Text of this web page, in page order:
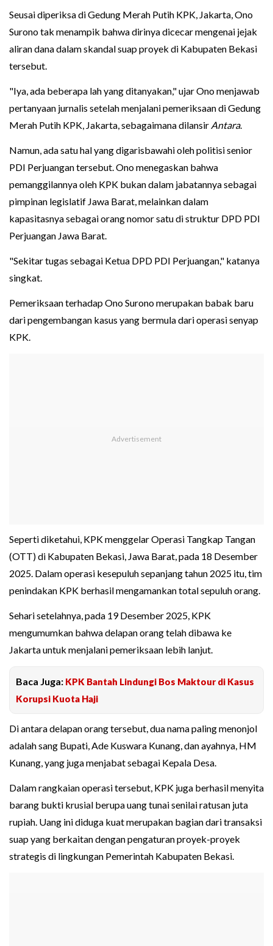
Seusai diperiksa di Gedung Merah Putih KPK, Jakarta, Ono
Surono tak menampik bahwa dirinya dicecar mengenai jejak
aliran dana dalam skandal suap proyek di Kabupaten Bekasi
tersebut.
"Iya, ada beberapa lah yang ditanyakan," ujar Ono menjawab
pertanyaan jurnalis setelah menjalani pemeriksaan di Gedung
Merah Putih KPK, Jakarta, sebagaimana dilansir Antara.
Namun, ada satu hal yang digarisbawahi oleh politisi senior
PDI Perjuangan tersebut. Ono menegaskan bahwa
pemanggilannya oleh KPK bukan dalam jabatannya sebagai
pimpinan legislatif Jawa Barat, melainkan dalam
kapasitasnya sebagai orang nomor satu di struktur DPD PDI
Perjuangan Jawa Barat.
"Sekitar tugas sebagai Ketua DPD PDI Perjuangan," katanya
singkat.
Pemeriksaan terhadap Ono Surono merupakan babak baru
dari pengembangan kasus yang bermula dari operasi senyap
KPK.
Seperti diketahui, KPK menggelar Operasi Tangkap Tangan
(OTT) di Kabupaten Bekasi, Jawa Barat, pada 18 Desember
2025. Dalam operasi kesepuluh sepanjang tahun 2025 itu, tim
penindakan KPK berhasil mengamankan total sepuluh orang.
Sehari setelahnya, pada 19 Desember 2025, KPK
mengumumkan bahwa delapan orang telah dibawa ke
Jakarta untuk menjalani pemeriksaan lebih lanjut.
Baca Juga: KPK Bantah Lindungi Bos Maktour di Kasus
Korupsi Kuota Haji
Di antara delapan orang tersebut, dua nama paling menonjol
adalah sang Bupati, Ade Kuswara Kunang, dan ayahnya, HM
Kunang, yang juga menjabat sebagai Kepala Desa.
Dalam rangkaian operasi tersebut, KPK juga berhasil menyita
barang bukti krusial berupa uang tunai senilai ratusan juta
rupiah. Uang ini diduga kuat merupakan bagian dari transaksi
suap yang berkaitan dengan pengaturan proyek-proyek
strategis di lingkungan Pemerintah Kabupaten Bekasi.